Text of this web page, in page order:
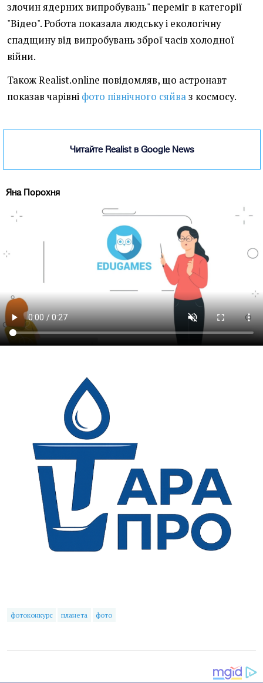
злочин ядерних випробувань" переміг в категорії
"Відео". Робота показала людську і екологічну
спадщину від випробувань зброї часів холодної
війни.
Також Realist.online повідомляв, що астронавт
показав чарівні фото північного сяйваз космосу.
Читайте Realist в Google News
Яна Порохня
фотоконкурс планета фото